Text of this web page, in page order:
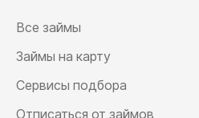
Все займы
Займы на карту
Сервисы подбора
Отписаться от займов